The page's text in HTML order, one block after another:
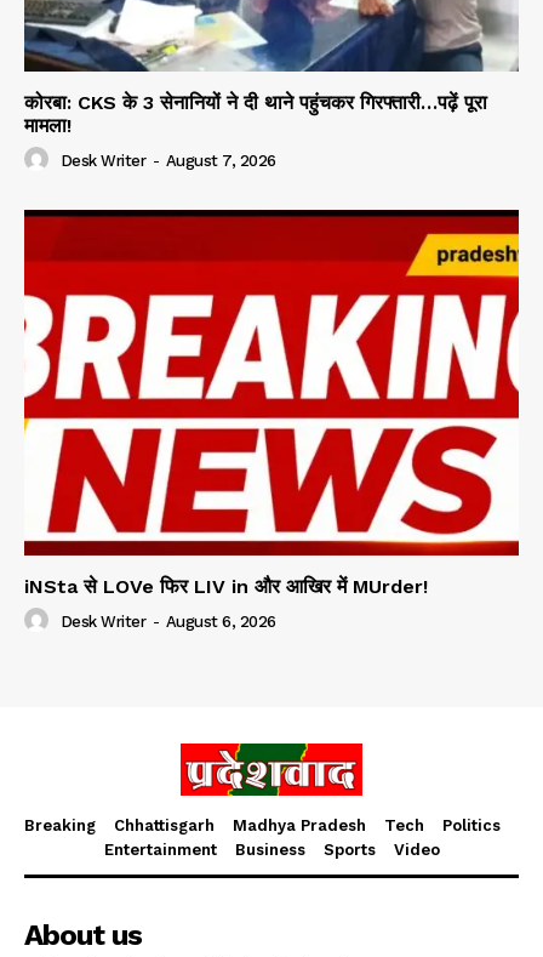
कोरबा: CKS के 3 सेनानियों ने दी थाने पहुंचकर गिरफ्तारी…पढ़ें पूरा
मामला!
Desk Writer - August 7, 2026
iNSta से LOVe फिर LIV in और आखिर में MUrder!
Desk Writer - August 6, 2026
Breaking Chhattisgarh Madhya Pradesh Tech
Politics
Entertainment
Business Sports Video
About us